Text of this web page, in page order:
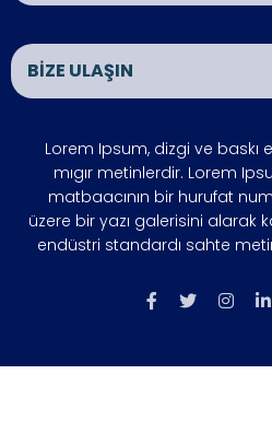
ANASAYFA
EKİBİMİZ
HİZMETLERİMİZ
SIKÇA SORULAN SORULAR
BİZE ULAŞIN
ADRES
Lorem Ipsum, dizgi ve baskı
metinlerdir.
ÇALIŞMA
Hafta sonu :
Lorem Ipsum, dizgi ve baskı
mıgır metinlerdir. Lorem
matbaacının bir hurufat
üzere bir yazı galerisini alarak
endüstri standardı sahte